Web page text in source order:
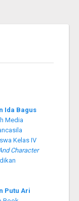
Ida Bagus
Media
Kelas IV
Character
Putu Ari